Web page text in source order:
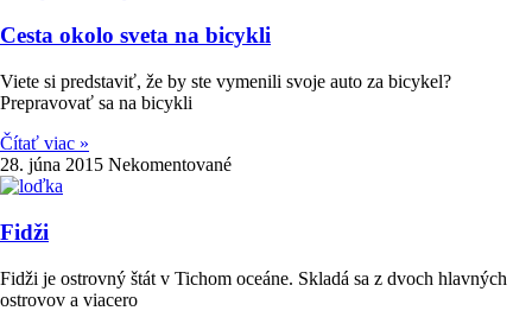
Cesta okolo sveta na bicykli
Viete si predstaviť, že by ste vymenili svoje auto za bicykel?
Prepravovať sa na bicykli
Čítať viac »
28. júna 2015 Nekomentované
Fidži
Fidži je ostrovný štát v Tichom oceáne. Skladá sa z dvoch hlavných
ostrovov a viacero